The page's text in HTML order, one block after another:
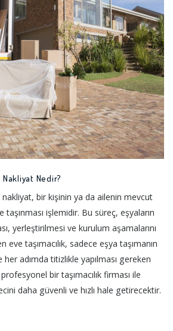
Nakliyat Nedir?
bir kişinin ya da ailenin mevcut
işlemidir. Bu süreç, eşyaların
yerleştirilmesi ve kurulum aşamalarını
eve taşımacılık, sadece eşya taşımanın
adımda titizlikle yapılması gereken
bir taşımacılık firması ile
daha güvenli ve hızlı hale getirecektir.